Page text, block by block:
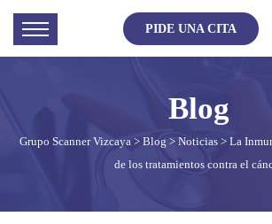
PIDE UNA CITA
Grupo Scanner Vizcaya> Blog > Noticias> La
de los tratamientos contra el